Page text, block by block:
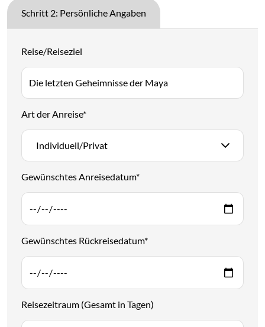
Schritt 2: Persönliche Angaben
Reise/Reiseziel
Art der Anreise*
Individuell/Privat
Gewünschtes Anreisedatum*
Gewünschtes Rückreisedatum*
Reisezeitraum (Gesamt in Tagen)